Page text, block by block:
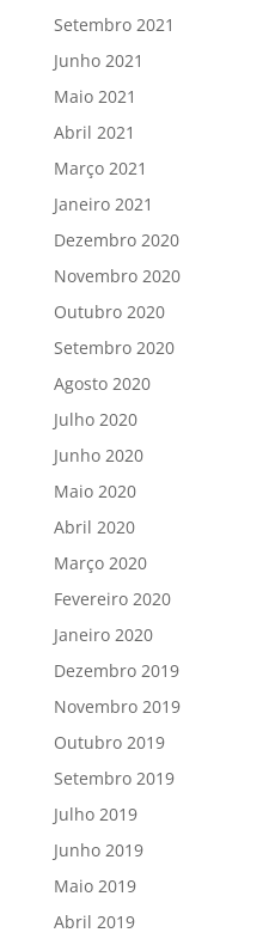
Setembro 2021
Junho 2021
Maio 2021
Abril 2021
Março 2021
Janeiro 2021
Dezembro 2020
Novembro 2020
Outubro 2020
Setembro 2020
Agosto 2020
Julho 2020
Junho 2020
Maio 2020
Abril 2020
Março 2020
Fevereiro 2020
Janeiro 2020
Dezembro 2019
Novembro 2019
Outubro 2019
Setembro 2019
Julho 2019
Junho 2019
Maio 2019
Abril 2019